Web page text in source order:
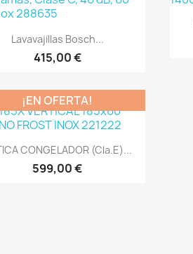
Vista rápida
Lavavajillas Bosch...
415,00 €
Vista rápida
CONGELADOR (Cla.E)...
599,00 €
¡EN OFERTA!